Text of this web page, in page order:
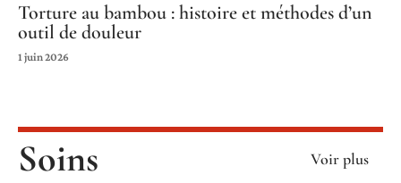
Torture au bambou : histoire et méthodes d’un
outil de douleur
1 juin 2026
Soins Voir plus